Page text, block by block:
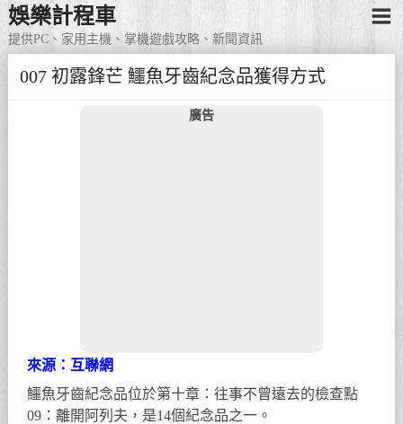
娛樂計程車
提供PC、家用主機、掌機遊戲攻略、新聞資訊
007 初露鋒芒 鱷魚牙齒紀念品獲得方式
廣告
來源：互聯網
鱷魚牙齒紀念品位於第十章：往事不曾遠去的檢查點
09：離開阿列夫，是14個紀念品之一。